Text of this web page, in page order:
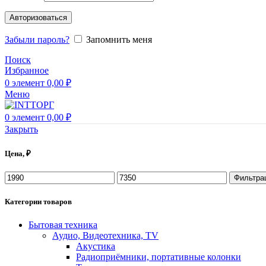
Авторизоваться
Забыли пароль?
Запомнить меня
Поиск
Избранное
0 элемент 0,00 ₽
Меню
0 элемент 0,00 ₽
Закрыть
Цена, ₽
Категории товаров
Бытовая техника
Аудио, Видеотехника, TV
Акустика
Радиоприёмники, портативные колонки